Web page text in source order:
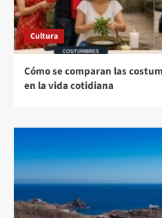
Cultura
Cómo se comparan las
en la vida cotidiana